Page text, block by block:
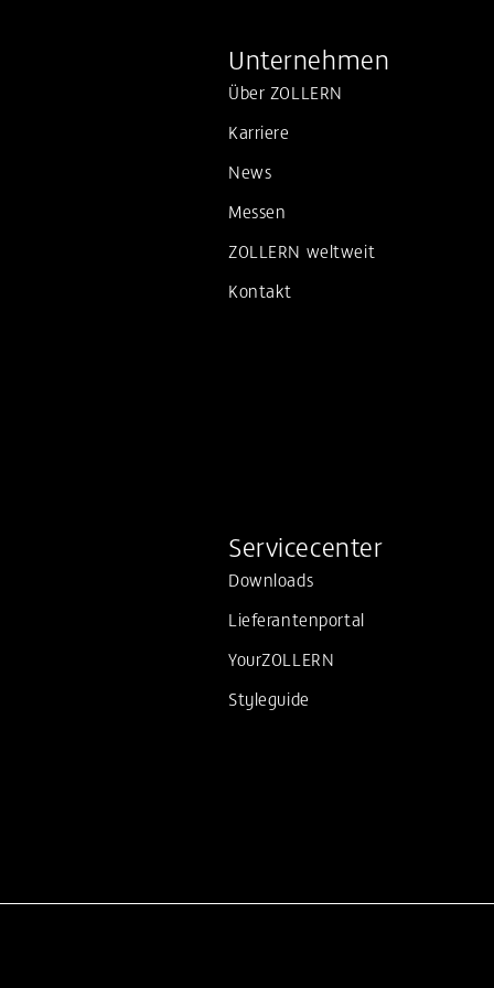
Unternehmen
Über ZOLLERN
Karriere
News
Messen
ZOLLERN weltweit
Kontakt
Servicecenter
Downloads
Lieferantenportal
YourZOLLERN
Styleguide